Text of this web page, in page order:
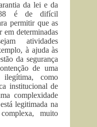
da lei e da
é de difícil
permitir que as
em determinadas
atividades
à ajuda às
da segurança
de uma
como
institucional de
complexidade
legitimada na
muito